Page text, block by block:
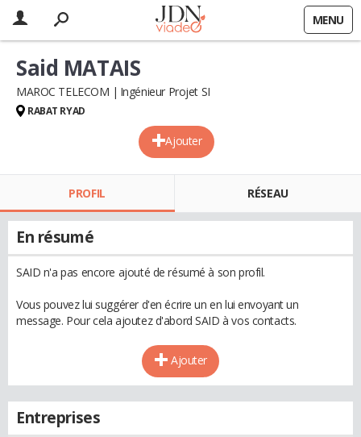
MENU
Ajouter
Said MATAIS
MAROC TELECOM Ingénieur Projet SI
RABAT RYAD
PROFIL RÉSEAU
En résumé
SAID n'a pas encore ajouté de résumé à son profil.
Vous pouvez lui suggérer d'en écrire un en lui envoyant un
message. Pour cela ajoutez d'abord SAID à vos contacts.
Ajouter
Entreprises